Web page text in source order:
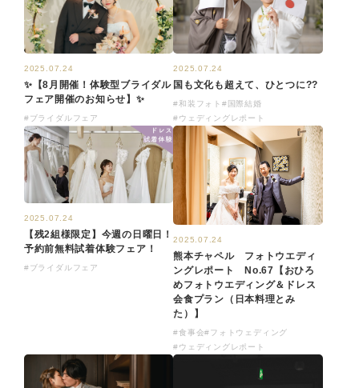
2025.07.24
✨【8月開催！体験型ブライダル
フェア開催のお知らせ】✨
#ブライダルフェア
2025.07.24
国も文化も超えて、ひとつに??
#和装フォト #国際結婚
#ウェディングレポート
2025.07.24
【残2組様限定】今週の日曜日！
予約前無料試着体験フェア！
#ブライダルフェア
2025.07.24
熊本チャペル フォトウエディ
ングレポート No.67【おひろ
めフォトウエディング＆ドレス
会食プラン（日本料理とみ
た）】
#食事会#フォトウェディング
#ウェディングレポート